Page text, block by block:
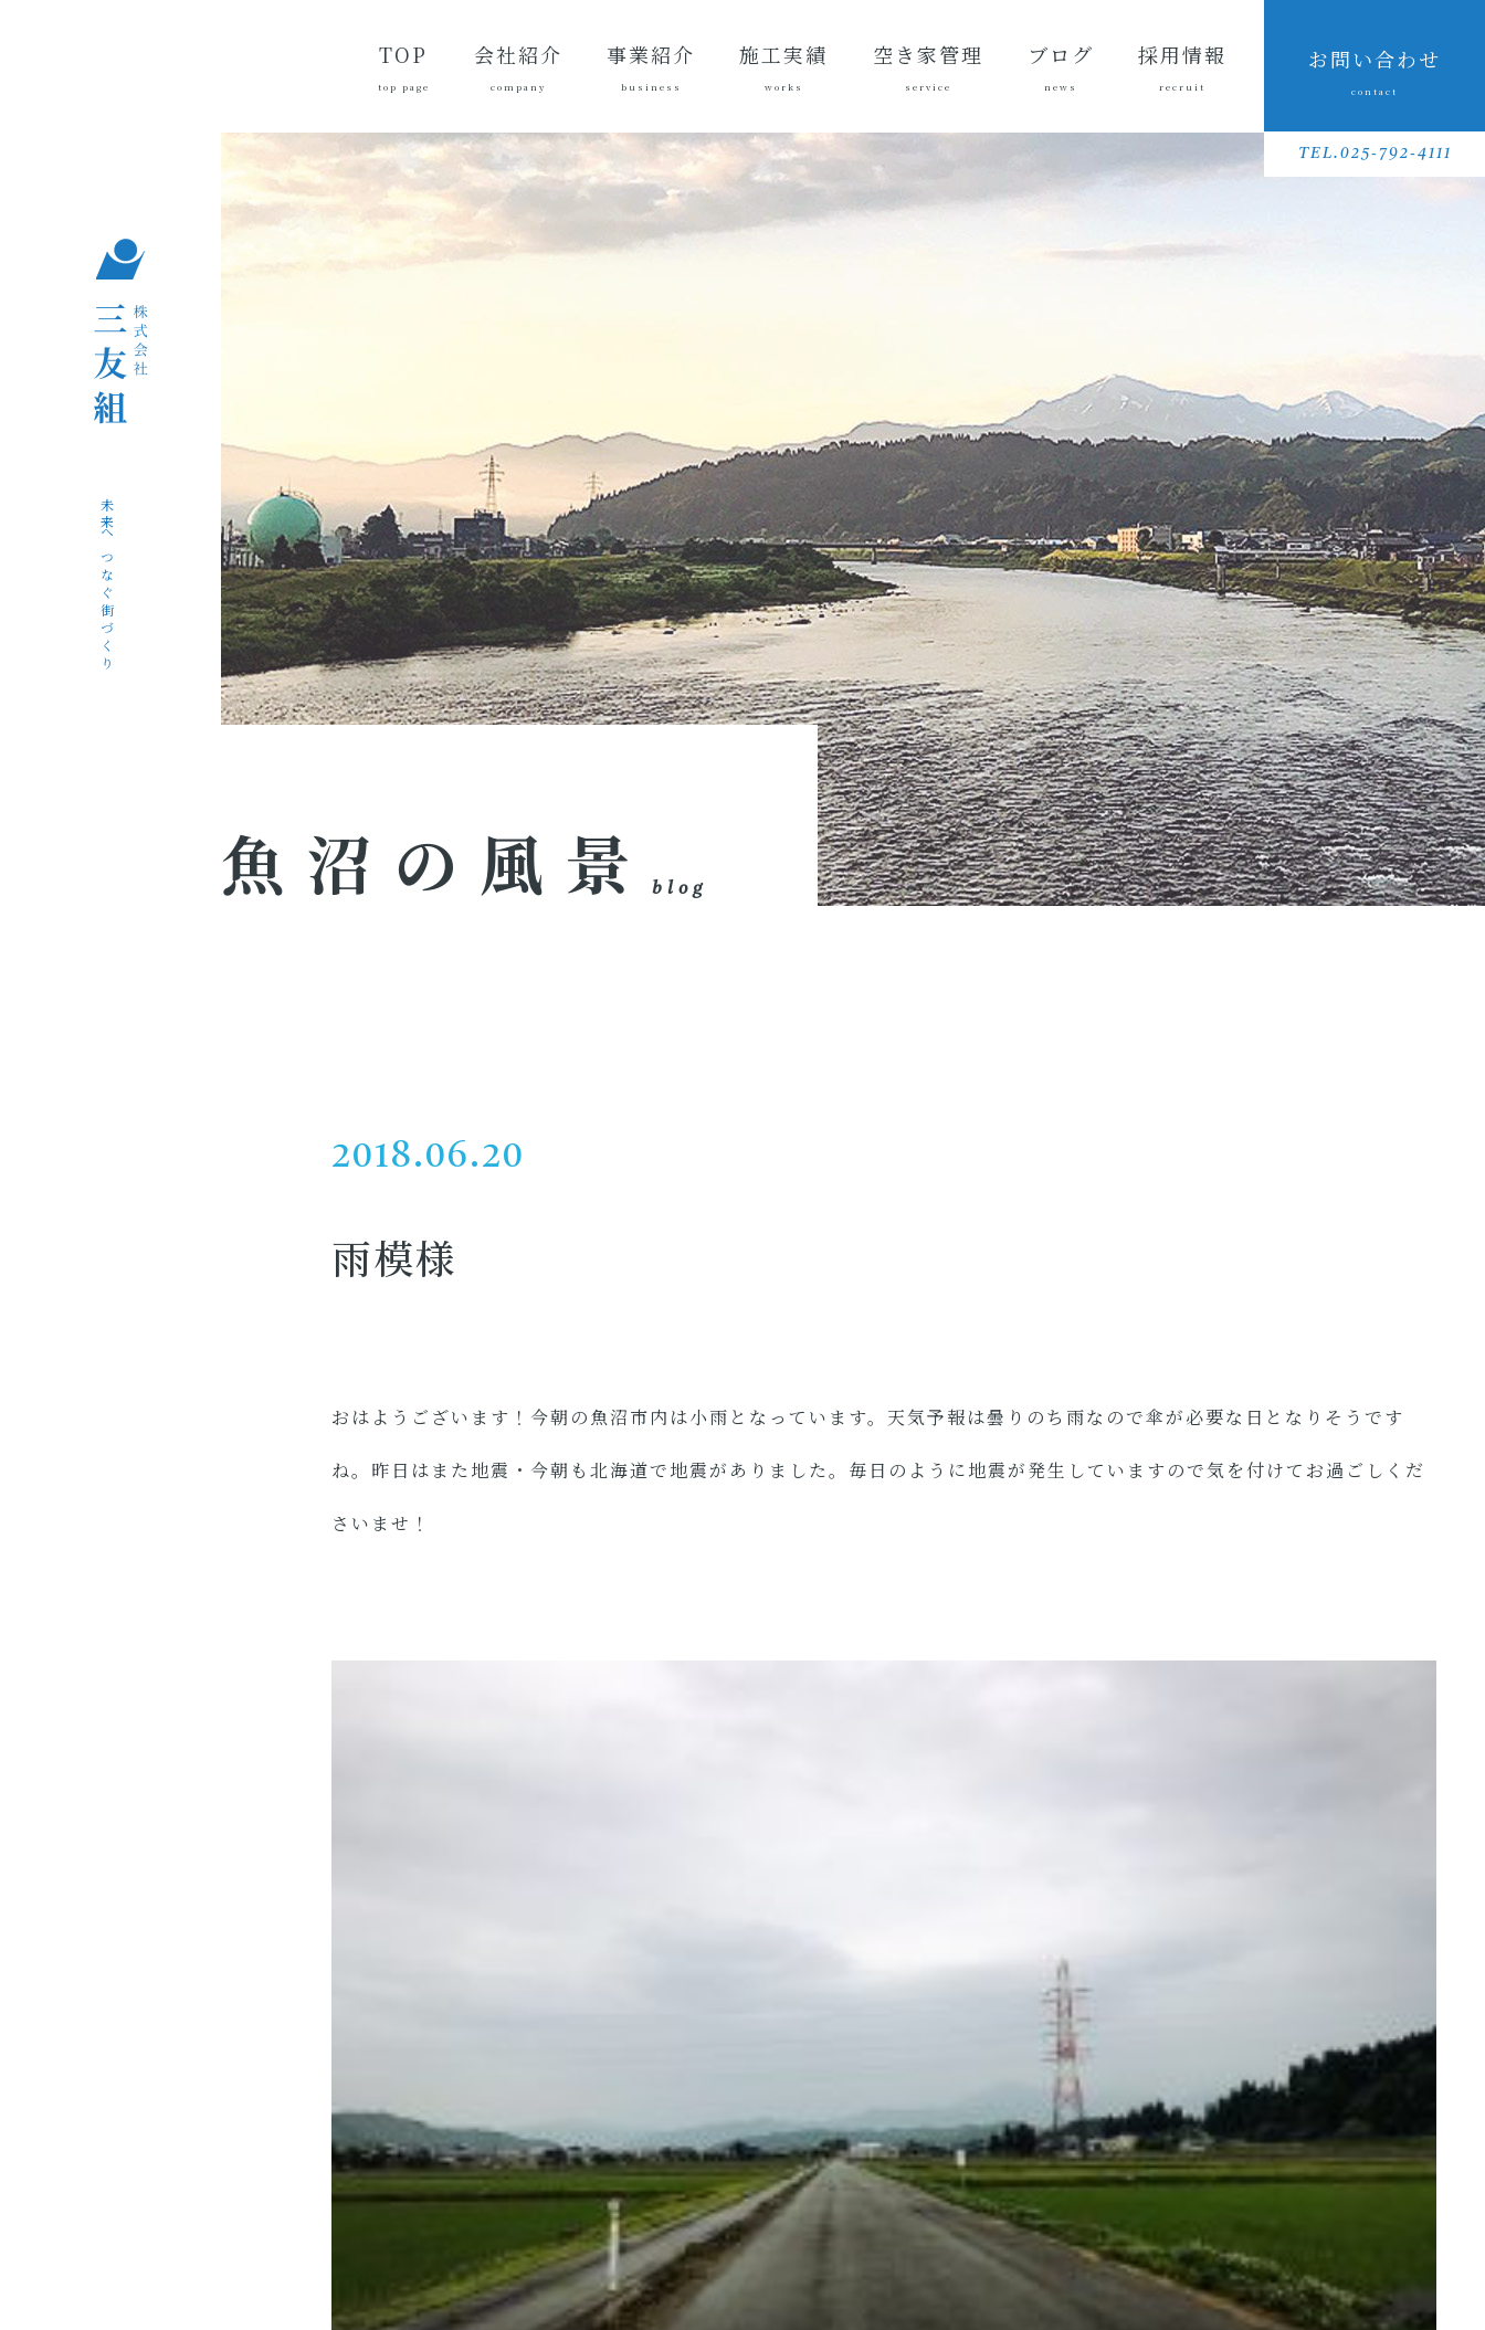
未来へつなぐ街づくり
TOP
top page
会社紹介
company
つ
事業紹介
business
施工実績
works
績
績
空き家管理
service
ービスとは？
動内容
流れ
ブログ
news
ログ
ブログ
風景
採用情報
recruit
ージ
くというこ
三友組
厚生・社内
動画
ンタビュー
るお問い合
お問い合わせ
contact
TEL.025-792-4111
魚沼の風景 blog
2018.06.20
雨模様
おはようございます！今朝の魚沼市内は小雨となっています。天気予報は曇りのち雨なので傘が必要な日となりそうです
ね。昨日はまた地震・今朝も北海道で地震がありました。毎日のように地震が発生していますので気を付けてお過ごしくだ
さいませ！